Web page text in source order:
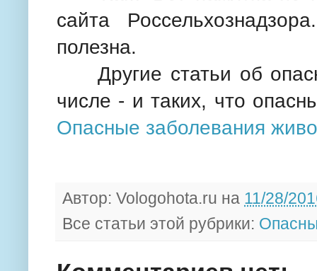
сайта
полезна.
Другие статьи об
числе - и таких, что
Опасные заболевания
Автор: Vologohota.ru на 11/28/
Все статьи этой рубрики: